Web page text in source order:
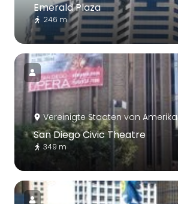
Emerald Plaza
246 m
Vereinigte Staaten von Amerika
San Diego Civic Theatre
349 m